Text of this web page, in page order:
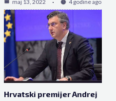
maj 13, 2022 4 godine ago
Hrvatski premijer Andrej